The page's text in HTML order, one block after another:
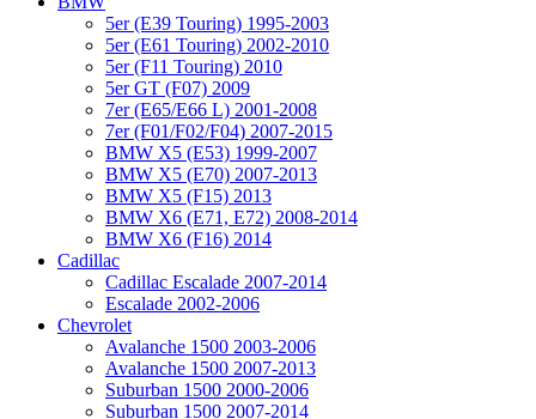
5er (E39 Touring) 1995-2003
5er (E61 Touring) 2002-2010
5er (F11 Touring) 2010
5er GT (F07) 2009
7er (E65/E66 L) 2001-2008
7er (F01/F02/F04) 2007-2015
BMW X5 (E53) 1999-2007
BMW X5 (E70) 2007-2013
BMW X5 (F15) 2013
BMW X6 (E71, E72) 2008-2014
BMW X6 (F16) 2014
Cadillac
Cadillac Escalade 2007-2014
Escalade 2002-2006
Chevrolet
Avalanche 1500 2003-2006
Avalanche 1500 2007-2013
Suburban 1500 2000-2006
Suburban 1500 2007-2014